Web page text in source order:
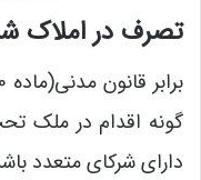
تصرف در املاک
گونه اقدام در ملک
دارای شرکای متعدد